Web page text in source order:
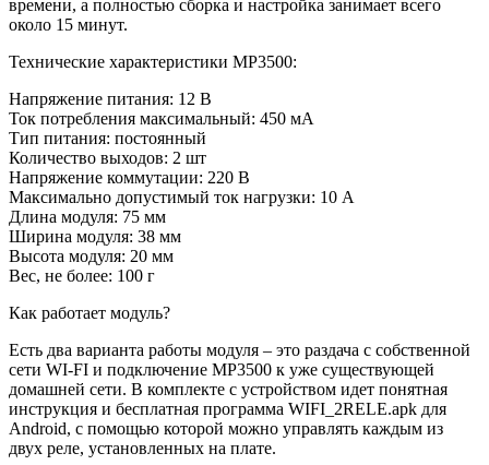
времени, а полностью сборка и настройка занимает всего
около 15 минут.
Технические характеристики МР3500:
Напряжение питания: 12 B
Ток потребления максимальный: 450 мА
Тип питания: постоянный
Количество выходов: 2 шт
Напряжение коммутации: 220 В
Максимально допустимый ток нагрузки: 10 А
Длина модуля: 75 мм
Ширина модуля: 38 мм
Высота модуля: 20 мм
Вес, не более: 100 г
Как работает модуль?
Есть два варианта работы модуля – это раздача c собственной
сети WI-FI и подключение МР3500 к уже существующей
домашней сети. В комплекте с устройством идет понятная
инструкция и бесплатная программа WIFI_2RELE.apk для
Android, с помощью которой можно управлять каждым из
двух реле, установленных на плате.